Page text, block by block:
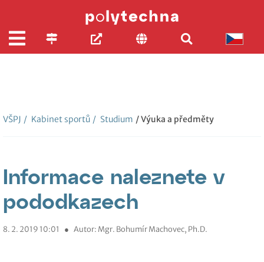
VŠPJ / Kabinet sportů / Studium / Výuka a předměty
Informace naleznete v
pododkazech
8. 2. 2019 10:01 ● Autor: Mgr. Bohumír Machovec, Ph.D.